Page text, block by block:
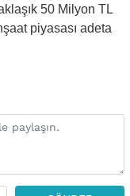
50 Milyon TL
piyasası adeta